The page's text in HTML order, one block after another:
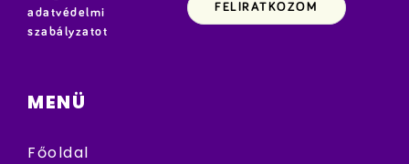
adatvédelmi
szabályzatot
MENÜ
Főoldal